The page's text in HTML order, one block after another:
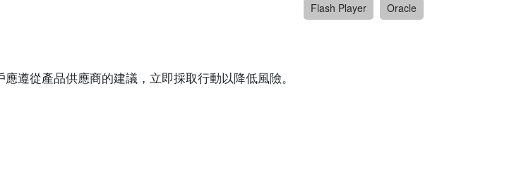
遵從產品供應商的建議，立即採取行動以降低風險。
Flash Player
Oracle